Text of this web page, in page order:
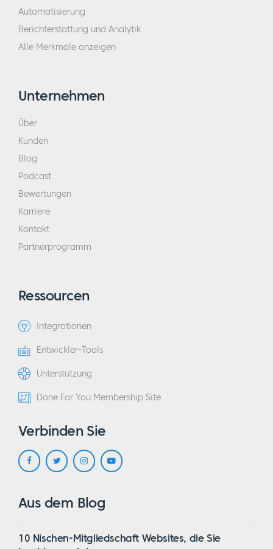
Automatisierung
Berichterstattung und Analytik
Alle Merkmale anzeigen
Unternehmen
Über
Kunden
Blog
Podcast
Bewertungen
Karriere
Kontakt
Partnerprogramm
Ressourcen
Integrationen
Entwickler-Tools
Unterstützung
Done For You Membership Site
Verbinden Sie
Aus dem Blog
10 Nischen-Mitgliedschaft Websites, die Sie